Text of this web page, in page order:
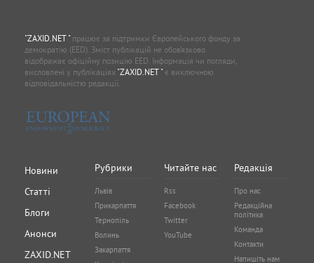
"ZAXID.NET "працює за підтримки Європейського фонду за
демократію (EED). Зміст публікацій не обов’язково
відображає офіційну позицію EED. Інформація чи погляди,
висловлені у публікаціях "ZAXID.NET "є виключною
відповідальністю редакції.
Новини
Статті
Блоги
Анонси
ZAXID.NET
Рубрики
Львів
Прикарпаття
Тернопіль
Волинь
Закарпаття
Читайте нас
Rss
Facebook
Twitter
YouTube
Редакція
Про нас
Редакційна
політика
Команда
Контакти
Напишіть нам